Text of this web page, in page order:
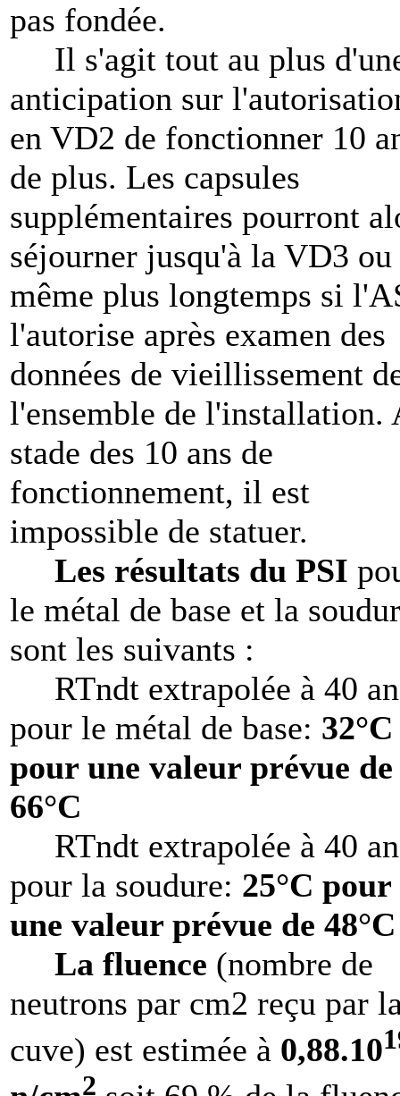
pas fondée.
Il s'agit tout au plus
anticipation sur
en VD2 de fonctionner 10
de plus. Les capsules
supplémentaires pourront
séjourner jusqu'à la VD3 ou
même plus longtemps si
l'autorise après examen des
données de vieillissement
l'ensemble de l'installation.
stade des 10 ans de
fonctionnement, il est
impossible de statuer.
Les résultats du PSI
le métal de base et la
sont les suivants :
RTndt extrapolée à 40
pour le métal de base: 32°C
pour une valeur prévue de
66°C
RTndt extrapolée à 40
pour la soudure: 25°C pour
une valeur prévue de 48°C
La fluence (nombre de
neutrons par cm2 reçu par
cuve) est estimée à 0,88.10
2